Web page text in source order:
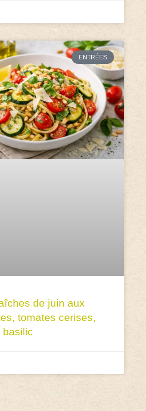
ENTRÉES
de juin aux
tomates cerises,
basilic